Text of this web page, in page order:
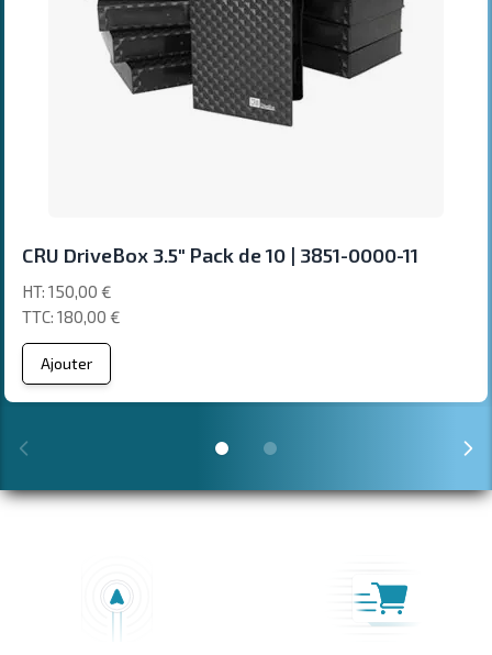
CRU DriveBox 3.5" Pack de 10 | 3851-0000-11
180,00 €
150,00 €
Ajouter